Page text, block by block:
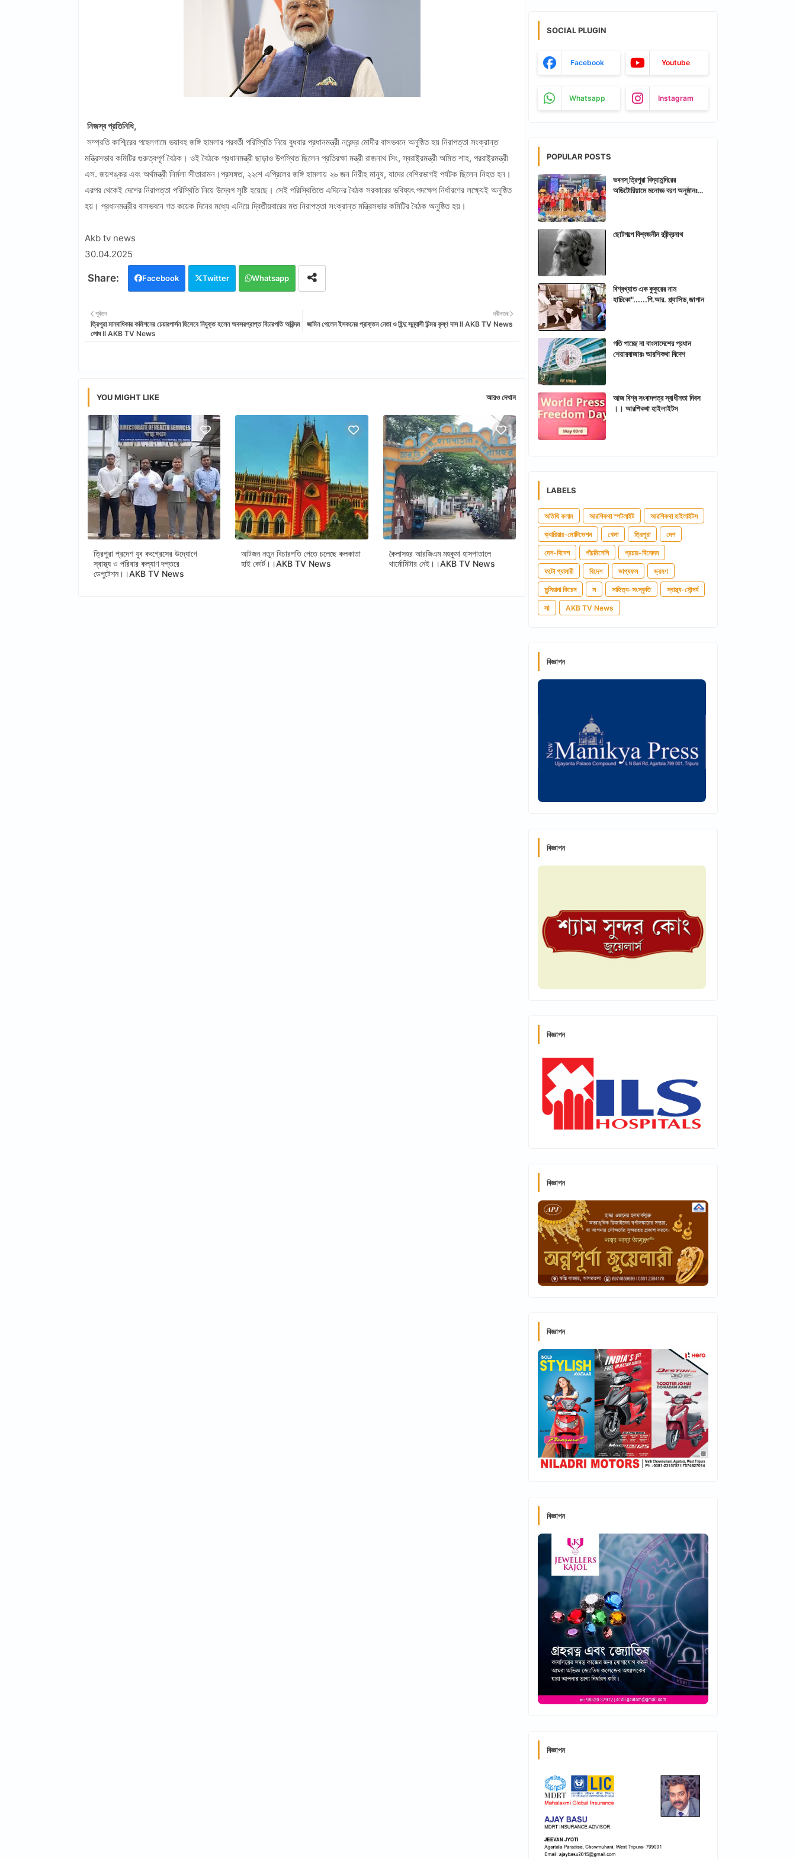
নিজস্ব প্রতিনিধি,
সম্প্রতি কাশ্মিরের পহেলগামে ভয়াবহ জঙ্গি হামলার পরবর্তী পরিস্থিতি নিয়ে বুধবার প্রধানমন্ত্রী নরেন্দ্র মোদীর বাসভবনে অনুষ্ঠিত হয় নিরাপত্তা সংক্রান্ত
মন্ত্রিসভার কমিটির গুরুত্বপূর্ণ বৈঠক। ওই বৈঠকে প্রধানমন্ত্রী ছাড়াও উপস্থিত ছিলেন প্রতিরক্ষা মন্ত্রী রাজনাথ সিং, স্বরাষ্ট্রমন্ত্রী অমিত শাহ, পররাষ্ট্রমন্ত্রী
এস. জয়শঙ্কর এবং অর্থমন্ত্রী নির্মলা সীতারামন।প্রসঙ্গত, ২২শে এপ্রিলের জঙ্গি হামলায় ২৬ জন নিরীহ মানুষ, যাদের বেশিরভাগই পর্যটক ছিলেন নিহত হন।
এরপর থেকেই দেশের নিরাপত্তা পরিস্থিতি নিয়ে উদ্বেগ সৃষ্টি হয়েছে। সেই পরিস্থিতিতে এদিনের বৈঠক সরকারের ভবিষ্যৎ পদক্ষেপ নির্ধারণের লক্ষ্যেই অনুষ্ঠিত
হয়। প্রধানমন্ত্রীর বাসভবনে গত কয়েক দিনের মধ্যে এনিয়ে দ্বিতীয়বারের মত নিরাপত্তা সংক্রান্ত মন্ত্রিসভার কমিটির বৈঠক অনুষ্ঠিত হয়।
Akb tv news
30.04.2025
Facebook Twitter Whatsapp
নবীনতর
জামিন পেলেন ইসকনের প্রাক্তন নেতা ও হিন্দু সন্ন্যাসী চিন্ময় কৃষ্ণ দাস ll AKB TV News
পূর্বতন
ত্রিপুরা মানবাধিকার কমিশনের চেয়ারপার্সন হিসেবে নিযুক্ত হলেন অবসরপ্রাপ্ত বিচারপতি অরিন্দম
লোধ ll AKB TV News
YOU MIGHT LIKE আরও দেখান
ত্রিপুরা প্রদেশ যুব কংগ্রেসের উদ্যোগে
স্বাস্থ্য ও পরিবার কল্যাণ দপ্তরে
ডেপুটেশন।।AKB TV News
আটজন নতুন বিচারপতি পেতে চলেছে কলকাতা
হাই কোর্ট।।AKB TV News
কৈলাসহর আরজিএম মহকুমা হাসপাতালে
থার্মোমিটার নেই।।AKB TV News
SOCIAL PLUGIN
Facebook Youtube
Whatsapp Instagram
POPULAR POSTS
ভবনস্ ত্রিপুরা বিদ্যামন্দিরের
অডিটোরিয়ামে মনোজ্ঞ বরণ অনুষ্ঠানঃ
ছোটগল্পে বিশ্বজনীন রবীন্দ্রনাথ
বিশ্বখ্যাত এক কুকুরের নাম
হাচিকো"......পি.আর. প্ল্যাসিড,জাপান
গতি পাচ্ছে না বাংলাদেশের প্রধান
শেয়ারবাজারঃ আরশিকথা বিদেশ
আজ বিশ্ব সংবাদপত্র স্বাধীনতা দিবস
।। আরশিকথা হাইলাইটস
LABELS
অতিথি কলাম আরশিকথা স্পটলাইট আরশিকথা হাইলাইটস
ক্যারিয়ার-মোটিভেশন খেলা ত্রিপুরা দেশ
দেশ-বিদেশ পাঁচমিশেলি প্রচার-বিনোদন
ফটো গ্যালারী বিদেশ ভাগ্যফল ভ্রমণ
মুন্সিয়ানা কিচেন স সাহিত্য-সংস্কৃতি স্বাস্থ্য-সৌন্দর্য
সl AKB TV News
বিজ্ঞাপন
বিজ্ঞাপন
বিজ্ঞাপন
বিজ্ঞাপন
বিজ্ঞাপন
বিজ্ঞাপন
বিজ্ঞাপন